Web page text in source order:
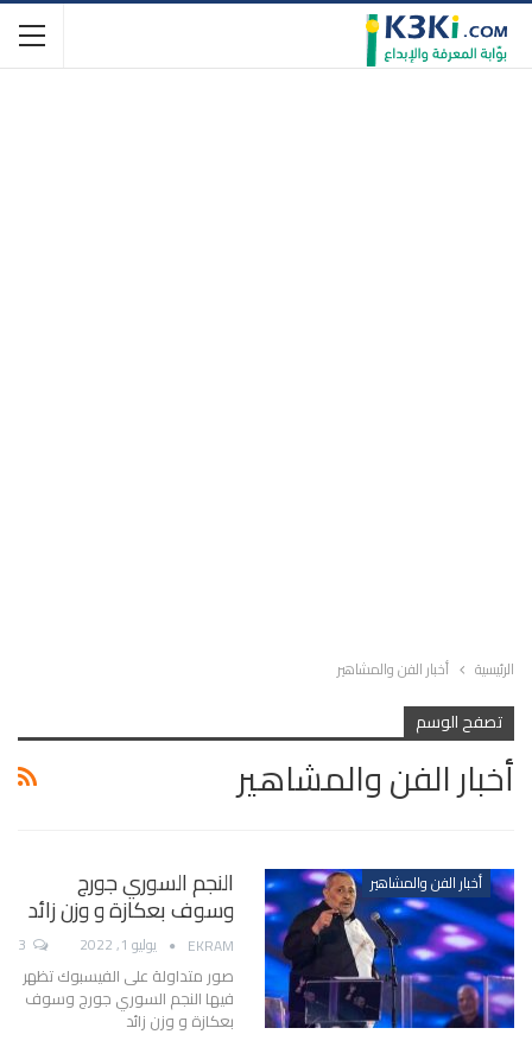
الرئيسية أخبار الفن والمشاهير
تصفح الوسم
أخبار الفن والمشاهير
أخبار الفن والمشاهير النجم السوري جورج
وسوف بعكازة و وزن زائد
EKRAM يوليو 1, 2022
صور متداولة على الفيسبوك تظهر
فيها النجم السوري جورج وسوف
بعكازة و وزن زائد